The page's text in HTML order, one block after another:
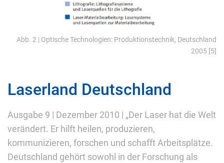
Abb. 2 | Optische Technologien: Produktionstechnik, Deutschland
2005 [5]
Laserland Deutschland
Ausgabe 9 | Dezember 2010 | „Der Laser hat die Welt
verändert. Er hilft heilen, produzieren,
kommunizieren, forschen und schafft Arbeitsplätze.
Deutschland gehört sowohl in der Forschung als